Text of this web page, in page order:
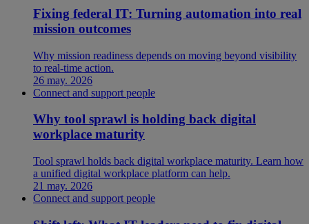
Fixing federal IT: Turning automation into real
mission outcomes
Why mission readiness depends on moving beyond visibility
to real-time action.
26 may. 2026
Connect and support people
Why tool sprawl is holding back digital
workplace maturity
Tool sprawl holds back digital workplace maturity. Learn how
a unified digital workplace platform can help.
21 may. 2026
Connect and support people